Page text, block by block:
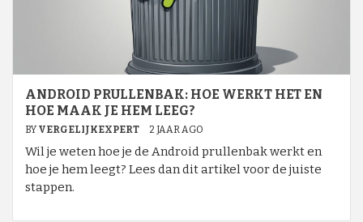
ANDROID PRULLENBAK: HOE WERKT HET EN
HOE MAAK JE HEM LEEG?
BY VERGELIJKEXPERT 2 JAAR AGO
Wil je weten hoe je de Android prullenbak werkt en
hoe je hem leegt? Lees dan dit artikel voor de juiste
stappen.